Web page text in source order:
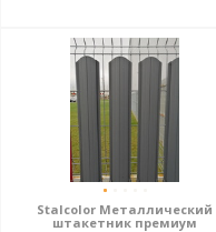
Stalcolor Металлический
штакетник премиум